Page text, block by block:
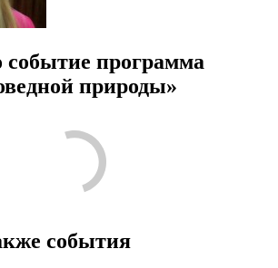
программа
природы»
события